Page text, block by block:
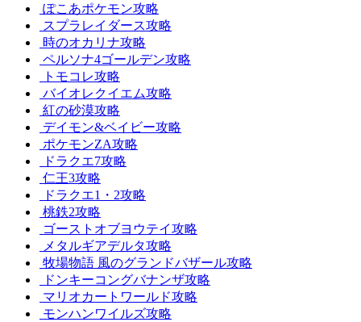
ぽこあポケモン攻略
スプラレイダース攻略
時のオカリナ攻略
ペルソナ4ゴールデン攻略
トモコレ攻略
バイオレクイエム攻略
紅の砂漠攻略
デイモン&ベイビー攻略
ポケモンZA攻略
ドラクエ7攻略
仁王3攻略
ドラクエ1・2攻略
桃鉄2攻略
ゴーストオブヨウテイ攻略
メタルギアデルタ攻略
牧場物語 風のグランドバザール攻略
ドンキーコングバナンザ攻略
マリオカートワールド攻略
モンハンワイルズ攻略